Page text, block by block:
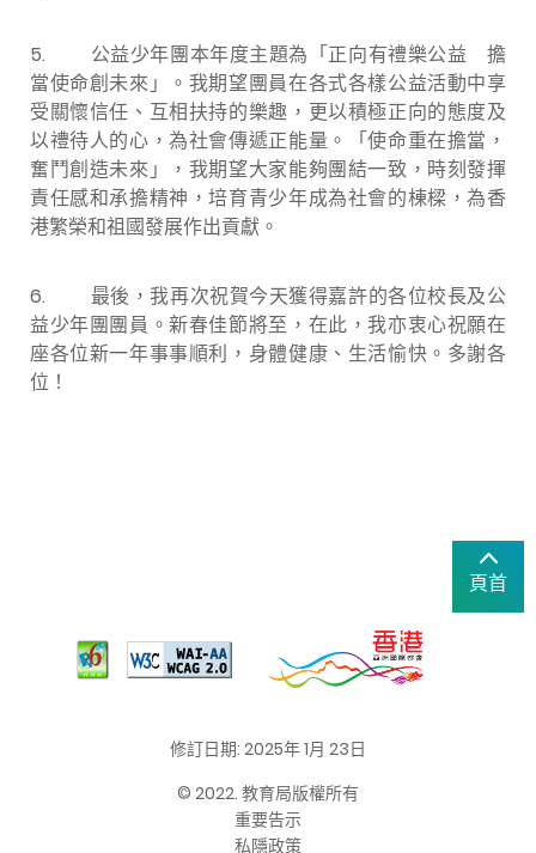
5. 公益少年團本年度主題為「正向有禮樂公益 擔
當使命創未來」。我期望團員在各式各樣公益活動中享
受關懷信任、互相扶持的樂趣，更以積極正向的態度及
以禮待人的心，為社會傳遞正能量。「使命重在擔當，
奮鬥創造未來」，我期望大家能夠團結一致，時刻發揮
責任感和承擔精神，培育青少年成為社會的棟樑，為香
港繁榮和祖國發展作出貢獻。
6. 最後，我再次祝賀今天獲得嘉許的各位校長及公
益少年團團員。新春佳節將至，在此，我亦衷心祝願在
座各位新一年事事順利，身體健康、生活愉快。多謝各
位！
頁首
修訂日期: 2025年 1月 23日
© 2022. 教育局版權所有
重要告示
私隱政策